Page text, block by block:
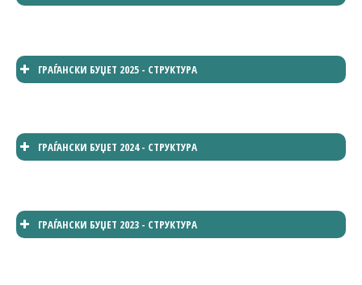
ГРАЃАНСКИ БУЏЕТ 2025 - СТРУКТУРА
ГРАЃАНСКИ БУЏЕТ 2024 - СТРУКТУРА
ГРАЃАНСКИ БУЏЕТ 2023 - СТРУКТУРА